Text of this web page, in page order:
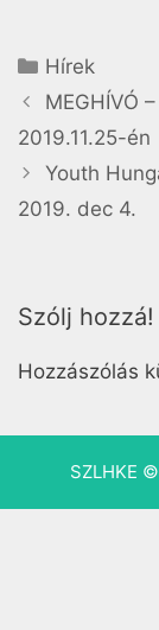
Hírek
MEGHÍVÓ
2019.11.25-én
Youth
2019. dec 4.
Szólj hozzá!
Hozzászólás
SZLHKE